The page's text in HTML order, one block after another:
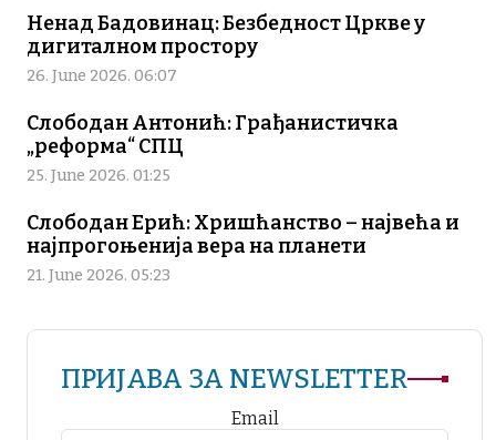
Ненад Бадовинац: Безбедност Цркве у
дигиталном простору
26. June 2026. 06:07
Слободан Антонић: Грађанистичка
„реформа“ СПЦ
25. June 2026. 01:25
Слободан Ерић: Хришћанство – највећа и
најпрогоњенија вера на планети
21. June 2026. 05:23
ПРИЈАВА ЗА NEWSLETTER
Email